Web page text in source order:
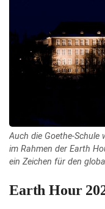
Auch die Goethe-
im Rahmen der Earth
ein Zeichen für den
Earth Hour